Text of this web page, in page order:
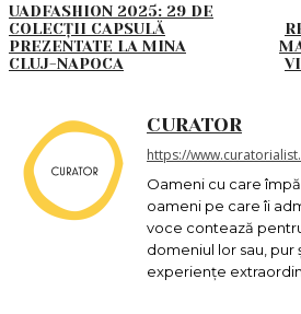
UADFASHION 2025: 29 DE
COLECȚII CAPSULĂ
PREZENTATE LA MINA
CLUJ-NAPOCA
CURATOR
https://
Oameni cu care
oameni pe care îi
voce contează
domeniul lor sau, pur
experiențe